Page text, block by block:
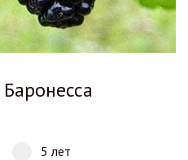
5 лет